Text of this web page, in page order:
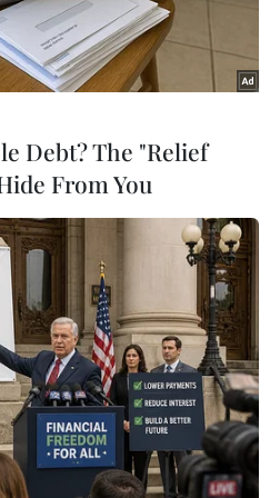
yeol (phải) và Thủ tướng Nhật
gặp ở Phnom Penh, Campuchia,
Yonhap/TTXVN)
Quốc ngày 15/3 cho
đỉnh giữa Tổng thống
và Thủ tướng Nhật Bản
Debt? The "Relief
From You